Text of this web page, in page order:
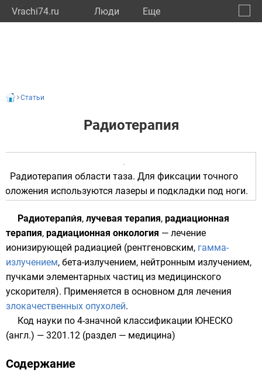
Vrachi74.ru Люди Eще
Статьи
Радиотерапия
Радиотерапия области таза. Для фиксации точного
положения используются лазеры и подкладки под ноги.
Радиотерапи́я, лучевая терапия, радиационная
терапия, радиационная онкология — лечение
ионизирующей радиацией (рентгеновским, гамма-
излучением, бета-излучением, нейтронным излучением,
пучками элементарных частиц из медицинского
ускорителя). Применяется в основном для лечения
злокачественных опухолей.
Код науки по 4-значной классификации ЮНЕСКО
(англ.) — 3201.12 (раздел — медицина)
Содержание